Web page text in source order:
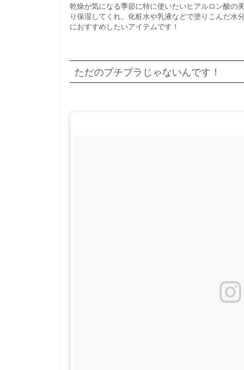
乾燥が気になる季節に特に使いたいヒアルロン酸
り保湿してくれ、化粧水や乳液などで塗りこんだ
におすすめしたいアイテムです！
ただのプチプラじゃないんです！